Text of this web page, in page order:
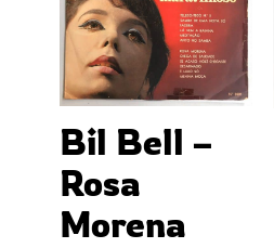
Bil Bell –
Rosa
Morena